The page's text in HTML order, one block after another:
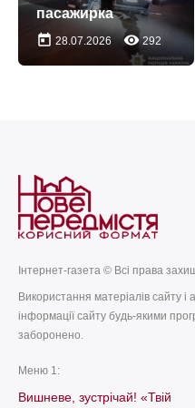
пасажирка
today 28.07.2026 remove_red_eye292
Інтернет-газета © Всі права
Використання матеріалів сайту
інформації сайту будь-якими
заборонено.
Меню 1:
Вишневе, зустрічай! «Твій